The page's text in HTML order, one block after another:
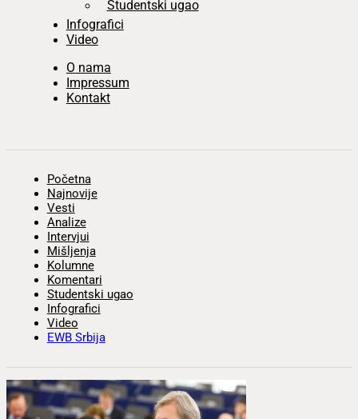
Studentski ugao
Infografici
Video
O nama
Impressum
Kontakt
Početna
Najnovije
Vesti
Analize
Intervjui
Mišljenja
Kolumne
Komentari
Studentski ugao
Infografici
Video
EWB Srbija